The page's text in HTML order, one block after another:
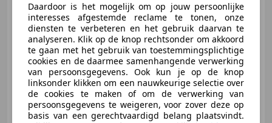
€ 7.495
08/2017 156.522 km Benzine
96 kW (131 PK)
Daardoor is het mogelijk om op jouw persoonlijke
interesses afgestemde reclame te tonen, onze
diensten te verbeteren en het gebruik daarvan te
analyseren. Klik op de knop rechtsonder om akkoord
te gaan met het gebruik van toestemmingsplichtige
cookies en de daarmee samenhangende verwerking
van persoonsgegevens. Ook kun je op de knop
linksonder klikken om een nauwkeurige selectie over
de cookies te maken of om de verwerking van
persoonsgegevens te weigeren, voor zover deze op
basis van een gerechtvaardigd belang plaatsvindt.